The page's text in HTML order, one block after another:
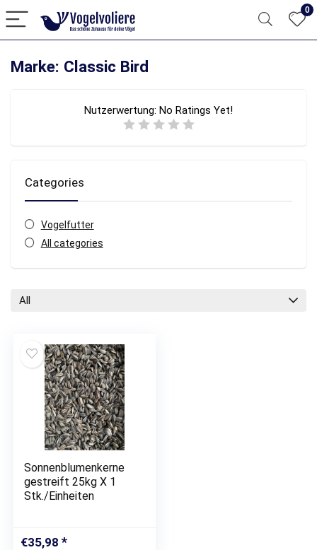
0
Marke: Classic Bird
Nutzerwertung: No Ratings Yet!
Categories
Vogelfutter
All categories
All
Sonnenblumenkerne
gestreift 25kg X 1
Stk./Einheiten
€35,98